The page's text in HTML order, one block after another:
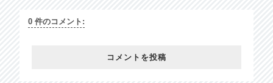
0 件のコメント:
コメントを投稿